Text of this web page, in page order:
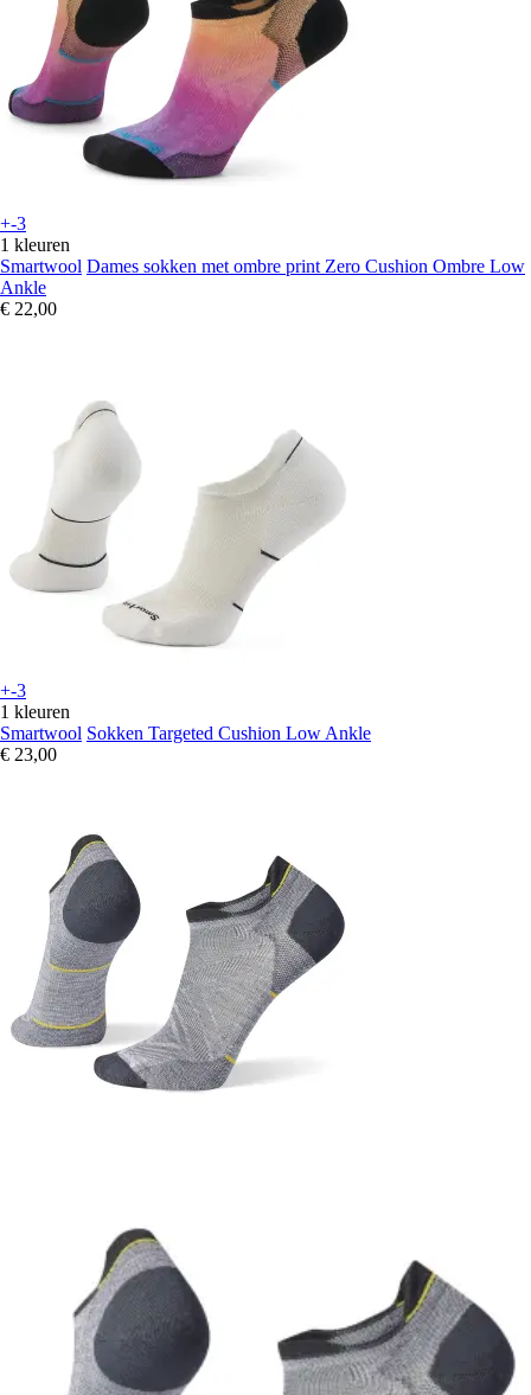
+-3
1 kleuren
Smartwool Dames sokken met ombre print Zero Cushion Ombre Low
Ankle
€ 22,00
+-3
1 kleuren
Smartwool Sokken Targeted Cushion Low Ankle
€ 23,00